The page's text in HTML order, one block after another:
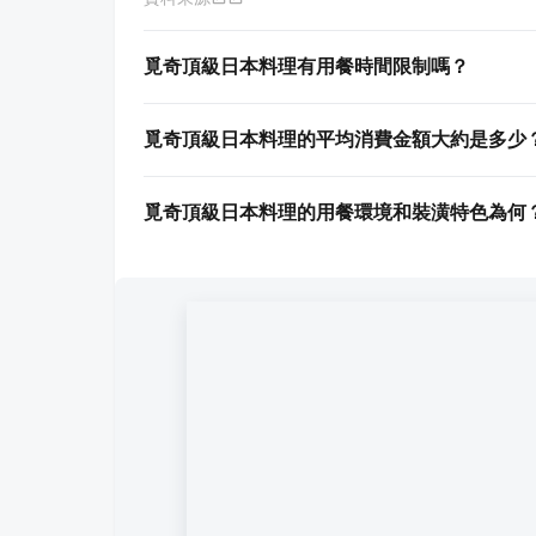
覓奇頂級日本料理有用餐時間限制嗎？
覓奇頂級日本料理的平均消費金額大約是多少
覓奇頂級日本料理的用餐環境和裝潢特色為何